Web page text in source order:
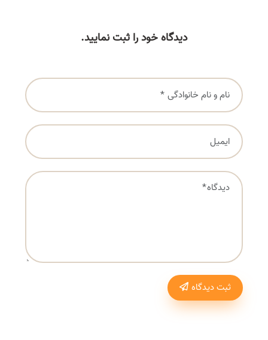
دیدگاه خود را ثبت نمایید.
ثبت دیدگاه